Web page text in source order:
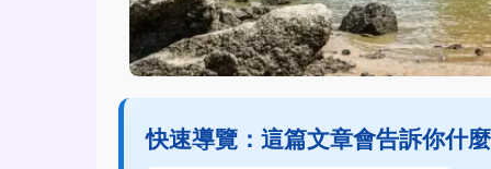
快速導覽：這篇文章會告訴你什